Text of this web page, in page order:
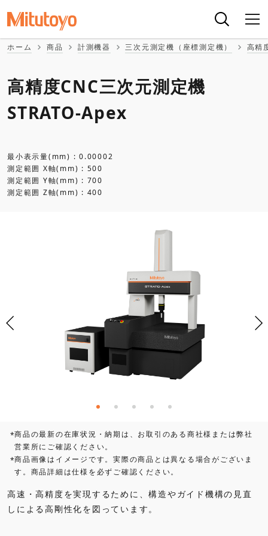
ホーム 商品 計測機器 三次元測定機（座標測定機） 高精
高精度CNC三次元測定機
STRATO-Apex
最小表示量(mm) : 0.00002
測定範囲 X軸(mm) : 500
測定範囲 Y軸(mm) : 700
測定範囲 Z軸(mm) : 400
*商品の最新の在庫状況・納期は、お取引のある商社様または弊社
営業所にご確認ください。
*商品画像はイメージです。実際の商品とは異なる場合がございま
す。商品詳細は仕様を必ずご確認ください。
高速・高精度を実現するために、構造やガイド機構の見直
しによる高剛性化を図っています。